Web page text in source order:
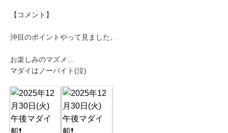
【コメント】
沖目のポイントやって見ました。
お楽しみのマズメ…
マダイはノーバイト(泣)